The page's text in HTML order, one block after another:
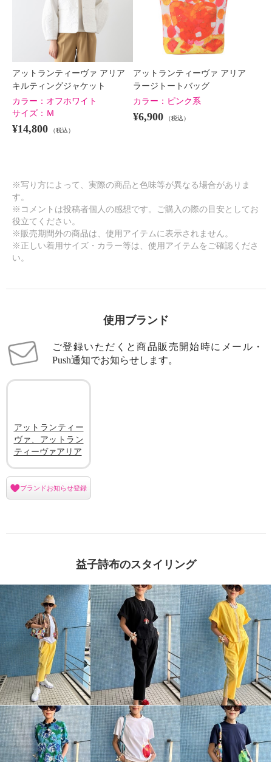
アットランティーヴァ アリア
キルティングジャケット
カラー： オフホワイト
サイズ： Ｍ
¥14,800 （税込）
アットランティーヴァ アリア
ラージトートバッグ
カラー： ピンク系
¥6,900 （税込）
※写り方によって、実際の商品と色味等が異なる場合がありま
す。
※コメントは投稿者個人の感想です。ご購入の際の目安としてお
役立てください。
※販売期間外の商品は、使用アイテムに表示されません。
※正しい着用サイズ・カラー等は、使用アイテムをご確認くださ
い。
使用ブランド
ご登録いただくと商品販売開始時にメール・
Push通知でお知らせします。
アットランティー
ヴァ、アットラン
ティーヴァアリア
ブランドお知らせ登録
益子詩布のスタイリング